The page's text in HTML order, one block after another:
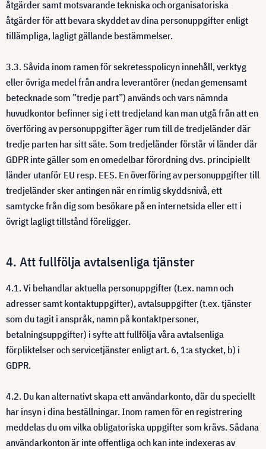
åtgärder samt motsvarande tekniska och organisatoriska
åtgärder för att bevara skyddet av dina personuppgifter enligt
tillämpliga, lagligt gällande bestämmelser.
3.3. Såvida inom ramen för sekretesspolicyn innehåll, verktyg
eller övriga medel från andra leverantörer (nedan gemensamt
betecknade som ”tredje part”) används och vars nämnda
huvudkontor befinner sig i ett tredjeland kan man utgå från att en
överföring av personuppgifter äger rum till de tredjeländer där
tredje parten har sitt säte. Som tredjeländer förstår vi länder där
GDPR inte gäller som en omedelbar förordning dvs. principiellt
länder utanför EU resp. EES. En överföring av personuppgifter till
tredjeländer sker antingen när en rimlig skyddsnivå, ett
samtycke från dig som besökare på en internetsida eller ett i
övrigt lagligt tillstånd föreligger.
4. Att fullfölja avtalsenliga tjänster
4.1. Vi behandlar aktuella personuppgifter (t.ex. namn och
adresser samt kontaktuppgifter), avtalsuppgifter (t.ex. tjänster
som du tagit i anspråk, namn på kontaktpersoner,
betalningsuppgifter) i syfte att fullfölja våra avtalsenliga
förpliktelser och servicetjänster enligt art. 6, 1:a stycket, b) i
GDPR.
4.2. Du kan alternativt skapa ett användarkonto, där du speciellt
har insyn i dina beställningar. Inom ramen för en registrering
meddelas du om vilka obligatoriska uppgifter som krävs. Sådana
användarkonton är inte offentliga och kan inte indexeras av